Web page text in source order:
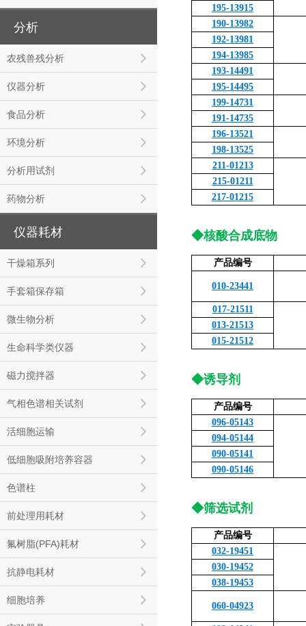
分析
农残兽残分析
仪器分析
食品分析
环境分析
分析用试剂
药物分析
仪器耗材
干燥箱系列
手套箱保存箱
微生物分析
生命科学类仪器
磁力搅拌器
气相色谱相关试剂
活细胞运输
低细胞吸附培养容器
色谱柱
前处理用耗材
氟树脂(PFA)耗材
抗静电耗材
细胞培养
195-13915
190-13982
192-13981
194-13985
193-14491
195-14495
199-14731
191-14735
196-13521
198-13525
211-01213
215-01211
217-01215
◆核酸合成底物
产品编号
010-23441
017-21511
013-21513
015-21512
◆诱导剂
产品编号
096-05143
094-05144
090-05141
090-05146
◆筛选试剂
产品编号
032-19451
030-19452
038-19453
060-04923